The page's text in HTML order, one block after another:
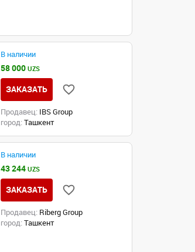
В наличии
58 000UZS
ЗАКАЗАТЬ
Продавец: IBS Group
город: Ташкент
В наличии
43 244UZS
ЗАКАЗАТЬ
Продавец: Riberg Group
город: Ташкент